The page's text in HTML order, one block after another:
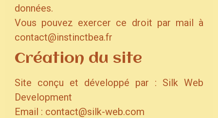
données.
Vous pouvez exercer ce droit par mail à
contact@instinctbea.fr
Création du site
Site conçu et développé par : Silk Web
Development
Email : contact@silk-web.com